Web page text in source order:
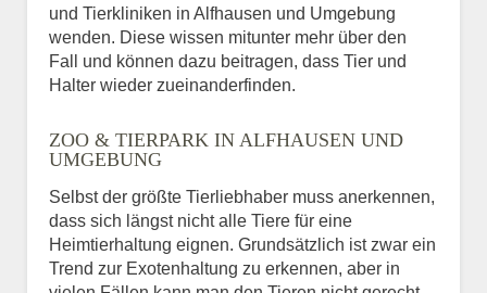
und Tierkliniken in Alfhausen und Umgebung
wenden. Diese wissen mitunter mehr über den
Fall und können dazu beitragen, dass Tier und
Halter wieder zueinanderfinden.
ZOO & TIERPARK IN ALFHAUSEN UND
UMGEBUNG
Selbst der größte Tierliebhaber muss anerkennen,
dass sich längst nicht alle Tiere für eine
Heimtierhaltung eignen. Grundsätzlich ist zwar ein
Trend zur Exotenhaltung zu erkennen, aber in